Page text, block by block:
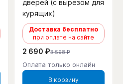
дверей (с вырезом для
курящих)
Доставка бесплатно
при оплате на сайте
2 690 ₽3 598 ₽
Оплата только онлайн
В корзину